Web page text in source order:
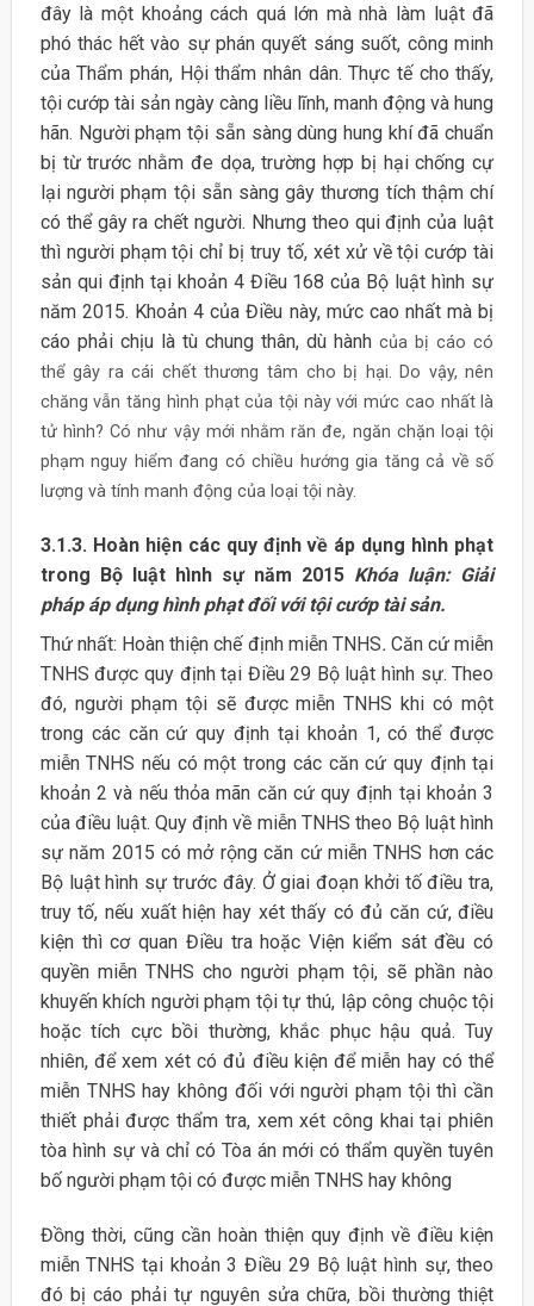
đây là một khoảng cách quá lớn mà nhà làm luật đã
phó thác hết vào sự phán quyết sáng suốt, công minh
của Thẩm phán, Hội thẩm nhân dân. Thực tế cho thấy,
tội cướp tài sản ngày càng liều lĩnh, manh động và hung
hãn. Người phạm tội sẵn sàng dùng hung khí đã chuẩn
bị từ trước nhằm đe dọa, trường hợp bị hại chống cự
lại người phạm tội sẵn sàng gây thương tích thậm chí
có thể gây ra chết người. Nhưng theo qui định của luật
thì người phạm tội chỉ bị truy tố, xét xử về tội cướp tài
sản qui định tại khoản 4 Điều 168 của Bộ luật hình sự
năm 2015. Khoản 4 của Điều này, mức cao nhất mà bị
cáo phải chịu là tù chung thân, dù hànhcủa bị cáo có
thể gây ra cái chết thương tâm cho bị hại. Do vậy, nên
chăng vẫn tăng hình phạt của tội này với mức cao nhất là
tử hình? Có như vậy mới nhằm răn đe, ngăn chặn loại tội
phạm nguy hiểm đang có chiều hướng gia tăng cả về số
lượng và tính manh động của loại tội này.
3.1.3. Hoàn hiện các quy định về áp dụng hình phạt
trong Bộ luật hình sự năm 2015 Khóa luận: Giải
pháp áp dụng hình phạt đối với tội cướp tài sản.
Thứ nhất: Hoàn thiện chế định miễn TNHS. Căn cứ miễn
TNHS được quy định tại Điều 29 Bộ luật hình sự. Theo
đó, người phạm tội sẽ được miễn TNHS khi có một
trong các căn cứ quy định tại khoản 1, có thể được
miễn TNHS nếu có một trong các căn cứ quy định tại
khoản 2 và nếu thỏa mãn căn cứ quy định tại khoản 3
của điều luật. Quy định về miễn TNHS theo Bộ luật hình
sự năm 2015 có mở rộng căn cứ miễn TNHS hơn các
Bộ luật hình sự trước đây. Ở giai đoạn khởi tố điều tra,
truy tố, nếu xuất hiện hay xét thấy có đủ căn cứ, điều
kiện thì cơ quan Điều tra hoặc Viện kiểm sát đều có
quyền miễn TNHS cho người phạm tội, sẽ phần nào
khuyến khích người phạm tội tự thú, lập công chuộc tội
hoặc tích cực bồi thường, khắc phục hậu quả. Tuy
nhiên, để xem xét có đủ điều kiện để miễn hay có thể
miễn TNHS hay không đối với người phạm tội thì cần
thiết phải được thẩm tra, xem xét công khai tại phiên
tòa hình sự và chỉ có Tòa án mới có thẩm quyền tuyên
bố người phạm tội có được miễn TNHS hay không
Đồng thời, cũng cần hoàn thiện quy định về điều kiện
miễn TNHS tại khoản 3 Điều 29 Bộ luật hình sự, theo
đó bị cáo phải tự nguyên sửa chữa, bồi thường thiệt